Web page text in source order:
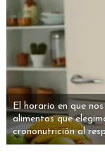
El horario en que
alimentos que
crononutrición al